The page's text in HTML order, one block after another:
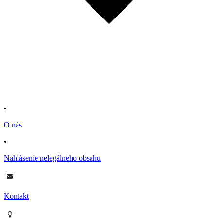
•
O nás
•
Nahlásenie nelegálneho obsahu
Kontakt